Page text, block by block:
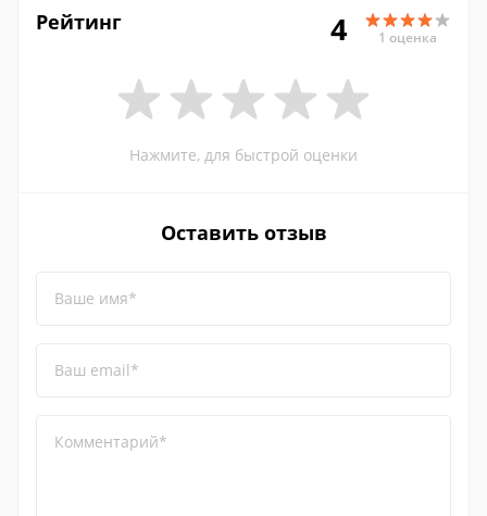
Рейтинг 4 1 оценка
Нажмите, для быстрой оценки
Оставить отзыв
Ваше имя*
Ваш email*
Комментарий*